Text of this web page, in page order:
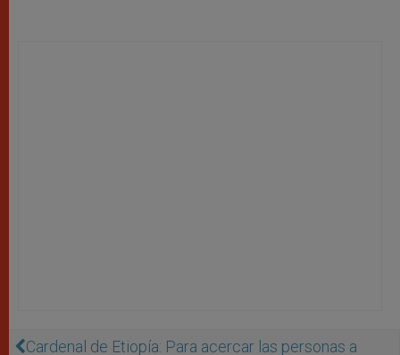
Cardenal de Etiopía: Para acercar las personas a